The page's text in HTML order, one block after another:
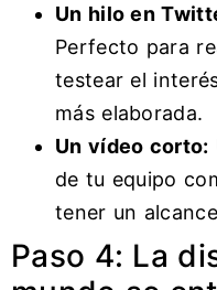
Un hilo en
Perfecto para
testear el
más elaborada.
Un vídeo corto:
de tu equipo
tener un
Paso 4: La